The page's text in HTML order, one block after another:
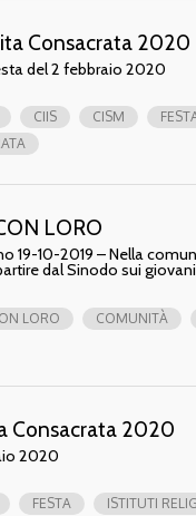
Consacrata 2020
del 2 febbraio 2020
CIIS CISM
LORO
19-10-2019 – Nella
dal Sinodo sui giovani
LORO COMUNITÀ
Consacrata 2020
2020
FESTA ISTITUTI